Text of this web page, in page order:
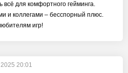
всё для комфортного гейминга.
и коллегами – бесспорный плюс.
игр!
20:01